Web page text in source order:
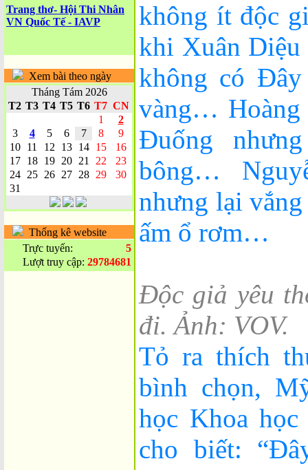
Trang thơ- Hội Thi Nhân
VN Quốc Tế - IAVP
Xem bài theo ngày
Tháng Tám 2026
T2 T3 T4 T5 T6 T7 CN
1
2
3
4 5 6 7 8
9
10
11 12 13 14 15
16
17
18 19 20 21 22
23
24
25 26 27 28 29
30
31
Thống kê website
Trực tuyến:
5
Lượt truy cập: 29784681
không ít độc
khi Xuân Diệu
không có
vàng… Hoàng
Đuống
bông…
nhưng lại
ấm ổ rơm…
Độc giả yêu
đi. Ảnh: VOV.
Tỏ ra thích
bình chọn,
học Khoa
cho biết: